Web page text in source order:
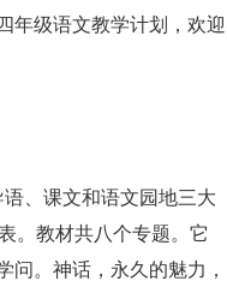
年级语文教学计划，欢迎
、课文和语文园地三大
。教材共八个专题。它
。神话，永久的魅力，